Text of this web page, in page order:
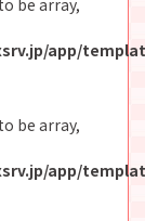
app/
be array,
app/